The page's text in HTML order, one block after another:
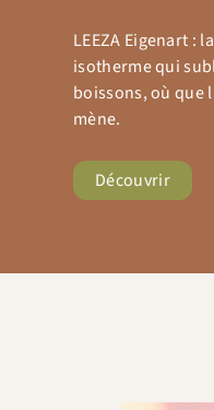
LEEZA Eigenart :
isotherme qui
boissons, où que
mène.
Découvrir